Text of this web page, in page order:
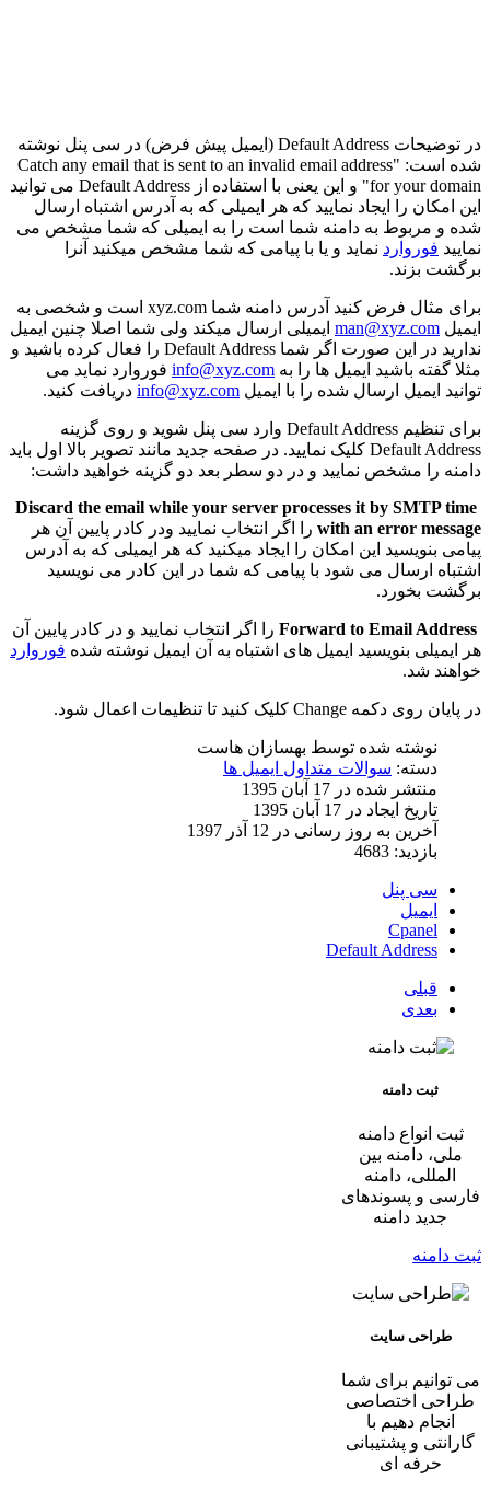
در توضیحات Default Address (ایمیل پیش فرض) در سی پنل نوشته
شده است: "Catch any email that is sent to an invalid email address
for your domain" و این یعنی با استفاده از Default Address می توانید
این امکان را ایجاد نمایید که هر ایمیلی که به آدرس اشتباه ارسال
شده و مربوط به دامنه شما است را به ایمیلی که شما مشخص می
نمایید فوروارد نماید و یا با پیامی که شما مشخص میکنید آنرا
برگشت بزند.
برای مثال فرض کنید آدرس دامنه شما xyz.com است و شخصی به
ایمیل man@xyz.com ایمیلی ارسال میکند ولی شما اصلا چنین ایمیل
ندارید در این صورت اگر شما Default Address را فعال کرده باشید و
مثلا گفته باشید ایمیل ها را به info@xyz.com فوروارد نماید می
توانید ایمیل ارسال شده را با ایمیل info@xyz.com دریافت کنید.
برای تنظیم Default Address وارد سی پنل شوید و روی گزینه
Default Address کلیک نمایید. در صفحه جدید مانند تصویر بالا اول باید
دامنه را مشخص نمایید و در دو سطر بعد دو گزینه خواهید داشت:
Discard the email while your server processes it by SMTP time
with an error message را اگر انتخاب نمایید ودر کادر پایین آن هر
پیامی بنویسید این امکان را ایجاد میکنید که هر ایمیلی که به آدرس
اشتباه ارسال می شود با پیامی که شما در این کادر می نویسید
برگشت بخورد.
Forward to Email Address را اگر انتخاب نمایید و در کادر پایین آن
هر ایمیلی بنویسید ایمیل های اشتباه به آن ایمیل نوشته شده فوروارد
خواهند شد.
در پایان روی دکمه Change کلیک کنید تا تنظیمات اعمال شود.
نوشته شده توسط بهسازان هاست
دسته: سوالات متداول ایمیل ها
منتشر شده در 17 آبان 1395
تاریخ ایجاد در 17 آبان 1395
آخرین به روز رسانی در 12 آذر 1397
بازدید: 4683
سی پنل
ایمیل
Cpanel
Default Address
قبلی
بعدی
ثبت دامنه
ثبت انواع دامنه
ملی، دامنه بین
المللی، دامنه
فارسی و پسوندهای
جدید دامنه
ثبت دامنه
طراحی سایت
می توانیم برای شما
طراحی اختصاصی
انجام دهیم با
گارانتی و پشتیبانی
حرفه ای